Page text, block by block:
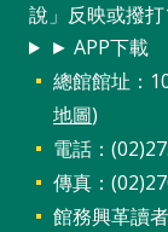
閱
讀
兒
童
版
說」反映或撥打
► APP下載
總館館址：
地圖)
電話：
傳真：
館務興革讀